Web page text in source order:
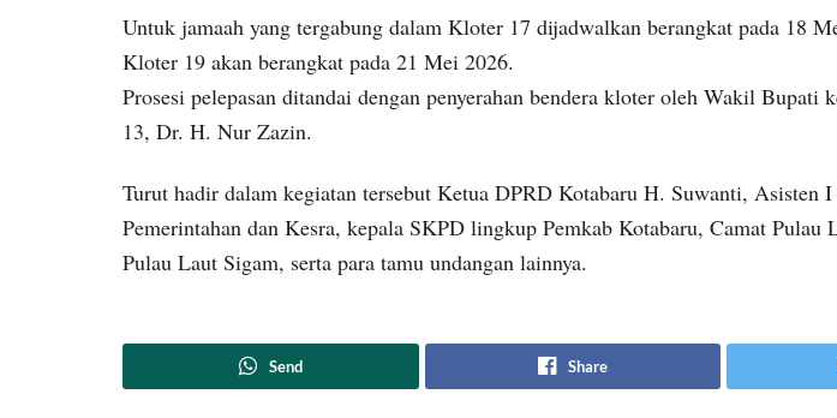
Untuk jamaah yang tergabung dalam Kloter 17 dijadwalkan berangkat pada 18
Kloter 19 akan berangkat pada 21 Mei 2026.
Prosesi pelepasan ditandai dengan penyerahan bendera kloter oleh Wakil Bupati
13, Dr. H. Nur Zazin.
Turut hadir dalam kegiatan tersebut Ketua DPRD Kotabaru H. Suwanti, Asisten
Pemerintahan dan Kesra, kepala SKPD lingkup Pemkab Kotabaru, Camat Pulau
Pulau Laut Sigam, serta para tamu undangan lainnya.
Send Share